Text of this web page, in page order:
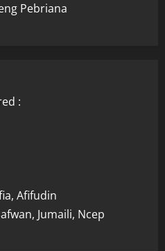
Pebriana
:
Afifudin
Jumaili, Ncep